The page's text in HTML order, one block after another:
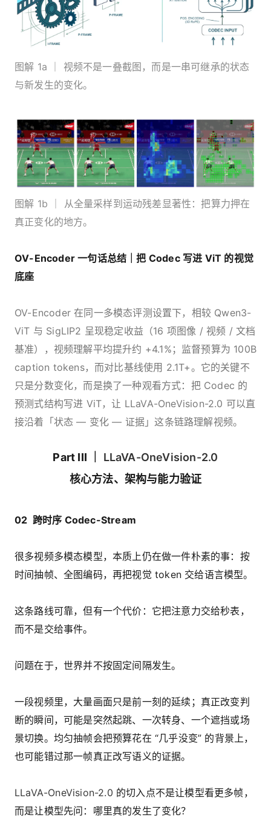
图解 1a ｜ 视频不是一叠截图，而是一串可继承的状态
与新发生的变化。
图解 1b ｜ 从全量采样到运动残差显著性：把算力押在
真正变化的地方。
OV-Encoder 一句话总结｜把 Codec 写进 ViT 的视觉
底座
OV-Encoder 在同一多模态评测设置下，相较 Qwen3-
ViT 与 SigLIP2 呈现稳定收益（16 项图像 / 视频 / 文档
基准），视频理解平均提升约 +4.1%；监督预算为 100B
caption tokens，而对比基线使用 2.1T+。它的关键不
只是分数变化，而是换了一种观看方式：把 Codec 的
预测式结构写进 ViT，让 LLaVA-OneVision-2.0 可以直
接沿着「状态 — 变化 — 证据」这条链路理解视频。
Part III ｜ LLaVA-OneVision-2.0
核心方法、架构与能力验证
02 跨时序 Codec-Stream
很多视频多模态模型，本质上仍在做一件朴素的事：按
时间抽帧、全图编码，再把视觉 token 交给语言模型。
这条路线可靠，但有一个代价：它把注意力交给秒表，
而不是交给事件。
问题在于，世界并不按固定间隔发生。
一段视频里，大量画面只是前一刻的延续；真正改变判
断的瞬间，可能是突然起跳、一次转身、一个遮挡或场
景切换。均匀抽帧会把预算花在 “几乎没变” 的背景上，
也可能错过那一帧真正改写语义的证据。
LLaVA-OneVision-2.0 的切入点不是让模型看更多帧，
而是让模型先问：哪里真的发生了变化？